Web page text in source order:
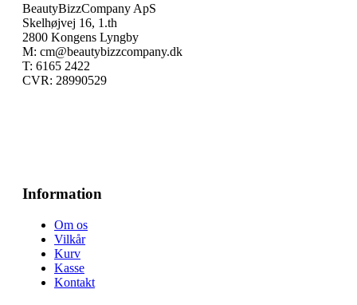
BeautyBizzCompany ApS
Skelhøjvej 16, 1.th
2800 Kongens Lyngby
M: cm@beautybizzcompany.dk
T: 6165 2422
CVR: 28990529
Information
Om os
Vilkår
Kurv
Kasse
Kontakt